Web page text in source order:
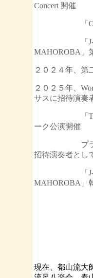
Concert 開催
「OPEN
「J-
MAHOROBA」
２０２４年、第
２０２５年、
サスに招待演奏
「The
ーク公演開催
プラハ尺
招待演奏者とし
「J-
MAHOROBA」
現在、都山流大